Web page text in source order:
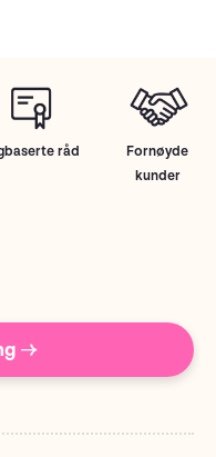
råd
Fornøyde
kunder
→